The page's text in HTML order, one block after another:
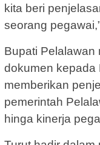
kita beri
seorang
Bupati Pelalawan
dokumen kepada
memberikan
pemerintah
hinga kinerja